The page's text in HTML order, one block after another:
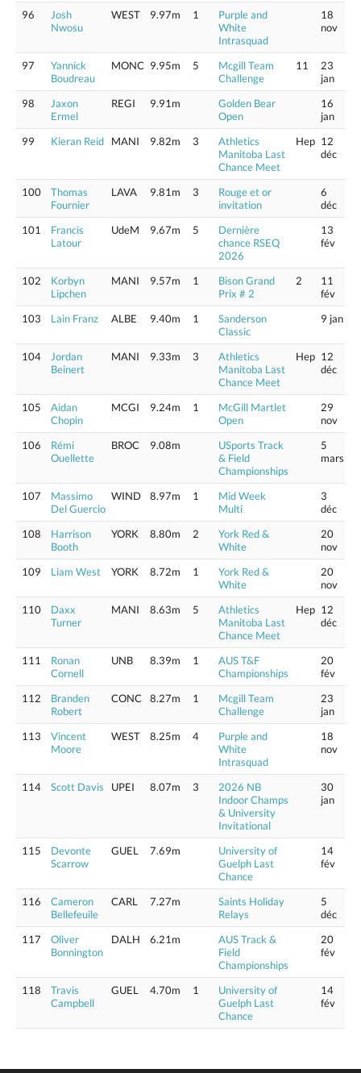
96
Josh
Nwosu
WEST 9.97m 1
Purple and
White
Intrasquad
18
nov
97
Yannick
Boudreau
MONC 9.95m 5
Mcgill Team
Challenge
11
23
jan
98
Jaxon
Ermel
REGI 9.91m
Golden Bear
Open
16
jan
99
Kieran Reid MANI 9.82m 3
Athletics
Manitoba Last
Chance Meet
Hep 12
déc
100
Thomas
Fournier
LAVA 9.81m 3
Rouge et or
invitation
6
déc
101
Francis
Latour
UdeM 9.67m 5
Dernière
chance RSEQ
2026
13
fév
102
Korbyn
Lipchen
MANI 9.57m 1
Bison Grand
Prix # 2
2
11
fév
103
Lain Franz ALBE 9.40m 1
Sanderson
Classic
9 jan
104
Jordan
Beinert
MANI 9.33m 3
Athletics
Manitoba Last
Chance Meet
Hep 12
déc
105
Aidan
Chopin
MCGI 9.24m 1
McGill Martlet
Open
29
nov
106
Rémi
Ouellette
BROC 9.08m
USports Track
& Field
Championships
5
mars
107
Massimo
Del Guercio
WIND 8.97m 1
Mid Week
Multi
3
déc
108
Harrison
Booth
YORK 8.80m 2
York Red &
White
20
nov
109
Liam West YORK 8.72m 1
York Red &
White
20
nov
110
Daxx
Turner
MANI 8.63m 5
Athletics
Manitoba Last
Chance Meet
Hep 12
déc
111
Ronan
Cornell
UNB 8.39m 1
AUS T&F
Championships
20
fév
112
Branden
Robert
CONC 8.27m 1
Mcgill Team
Challenge
23
jan
113
Vincent
Moore
WEST 8.25m 4
Purple and
White
Intrasquad
18
nov
114 Scott Davis UPEI 8.07m 3
2026 NB
Indoor Champs
& University
Invitational
30
jan
115
Devonte
Scarrow
GUEL 7.69m
University of
Guelph Last
Chance
14
fév
116
Cameron
Bellefeuile
CARL 7.27m
Saints Holiday
Relays
5
déc
117
Oliver
Bonnington
DALH 6.21m
AUS Track &
Field
Championships
20
fév
118
Travis
Campbell
GUEL 4.70m 1
University of
Guelph Last
Chance
14
fév